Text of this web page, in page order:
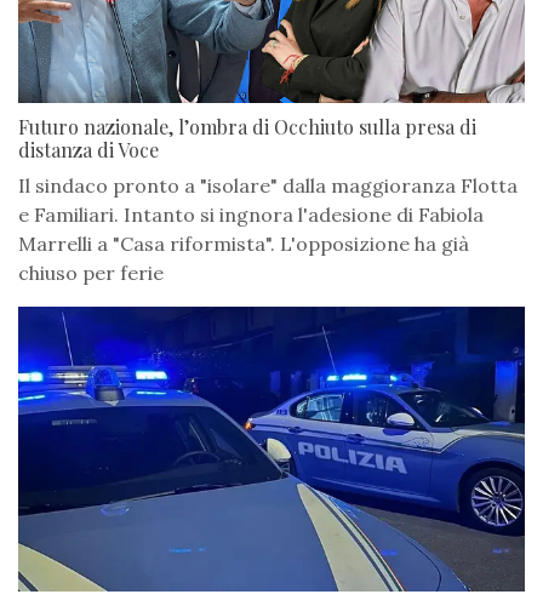
Futuro nazionale, l’ombra di Occhiuto sulla presa di
distanza di Voce
Il sindaco pronto a "isolare" dalla maggioranza Flotta
e Familiari. Intanto si ingnora l'adesione di Fabiola
Marrelli a "Casa riformista". L'opposizione ha già
chiuso per ferie